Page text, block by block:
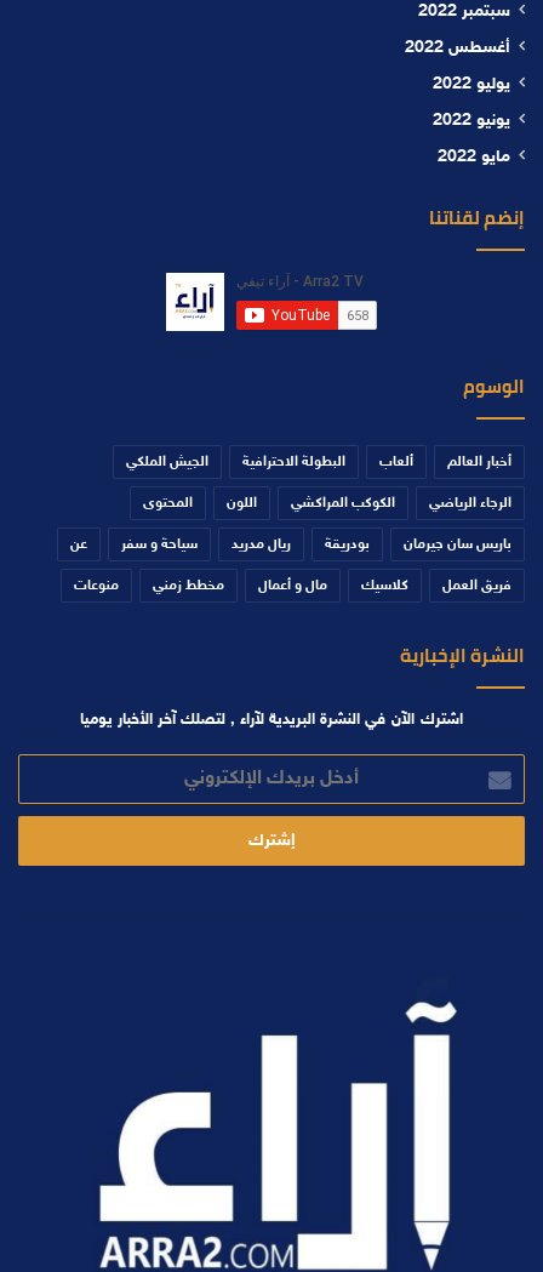
سبتمبر 2022
أغسطس 2022
يوليو 2022
يونيو 2022
مايو 2022
إنضم لقناتنا
الوسوم
أخبار العالم ألعاب البطولة الاحترافية الجيش الملكي
الرجاء الرياضي الكوكب المراكشي اللون المحتوى
باريس سان جيرمان بودريقة ريال مدريد سياحة و سفر عن
فريق العمل كلاسيك مال و أعمال مخطط زمني منوعات
النشرة الإخبارية
اشترك الآن في النشرة البريدية لآراء , لتصلك آخر الأخبار يوميا
بريدك
الإلكتروني